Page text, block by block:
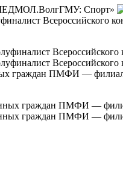
Всероссийского
граждан ПМФИ —